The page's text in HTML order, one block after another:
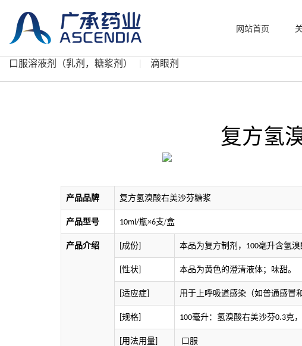
网站首页
口服溶液剂（乳剂，糖浆剂） 滴眼剂
复方氢
产品品牌 复方氢溴酸右美沙芬糖浆
产品型号 10ml/瓶×6支/盒
产品介绍 成份 本品为复方制剂， 100毫升含氢
性状 本品为黄色的澄清液体； 味甜。
适应症 用于上呼吸道感染（如普通感冒
规格 100毫升：氢溴酸右美沙芬0.3克
用法用量 口服